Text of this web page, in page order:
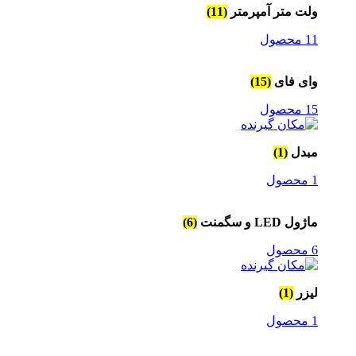
ولت متر آمپرمتر (11)
11 محصول
وای فای (15)
15 محصول
مبدل (1)
1 محصول
ماژول LED و سگمنت (6)
6 محصول
لیزر (1)
1 محصول